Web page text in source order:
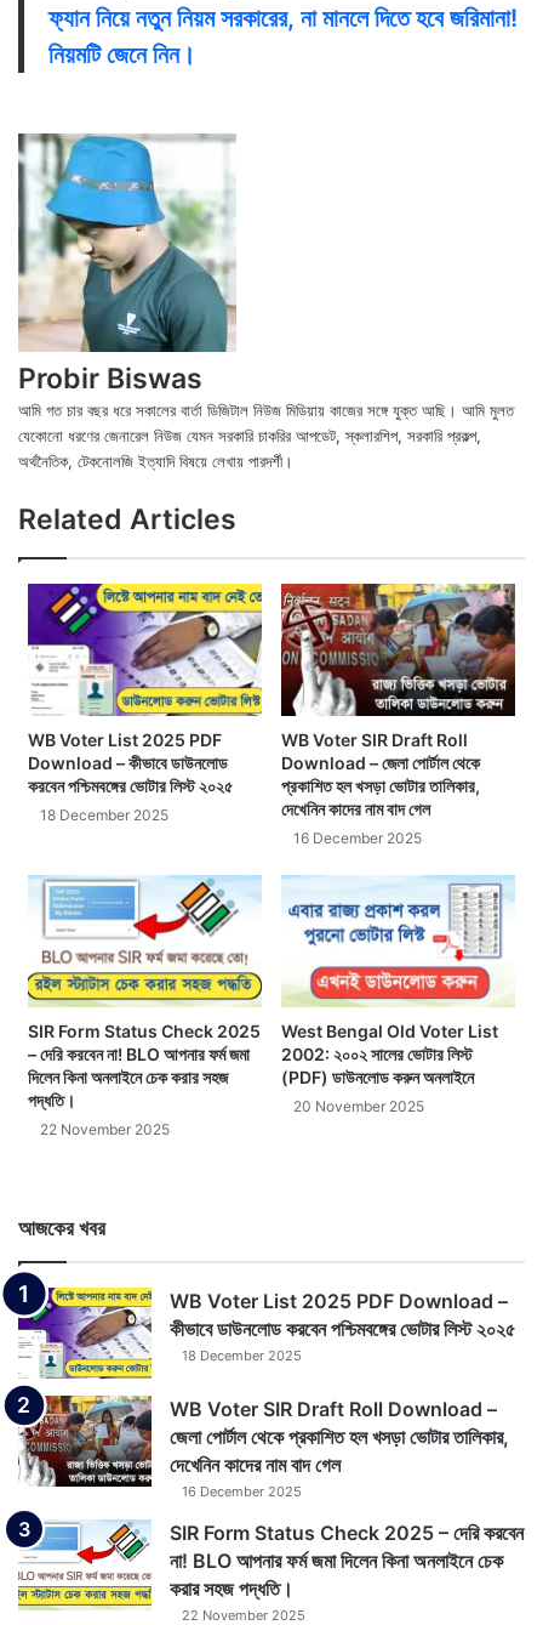
ফ্যান নিয়ে নতুন নিয়ম সরকারের, না মানলে দিতে হবে জরিমানা!
নিয়মটি জেনে নিন।
Probir Biswas
আমি গত চার বছর ধরে সকালের বার্তা ডিজিটাল নিউজ মিডিয়ায় কাজের সঙ্গে যুক্ত আছি। আমি মুলত
যেকোনো ধরণের জেনারেল নিউজ যেমন সরকারি চাকরির আপডেট, স্কলারশিপ, সরকারি প্রকল্প,
অর্থনৈতিক, টেকনোলজি ইত্যাদি বিষয়ে লেখায় পারদর্শী।
Related Articles
WB Voter List 2025 PDF
Download – কীভাবে ডাউনলোড
করবেন পশ্চিমবঙ্গের ভোটার লিস্ট ২০২৫
18 December 2025
WB Voter SIR Draft Roll
Download – জেলা পোর্টাল থেকে
প্রকাশিত হল খসড়া ভোটার তালিকার,
দেখেনিন কাদের নাম বাদ গেল
16 December 2025
SIR Form Status Check 2025
– দেরি করবেন না! BLO আপনার ফর্ম জমা
দিলেন কিনা অনলাইনে চেক করার সহজ
পদ্ধতি।
22 November 2025
West Bengal Old Voter List
2002: ২০০২ সালের ভোটার লিস্ট
(PDF) ডাউনলোড করুন অনলাইনে
20 November 2025
আজকের খবর
WB Voter List 2025 PDF Download –
কীভাবে ডাউনলোড করবেন পশ্চিমবঙ্গের ভোটার লিস্ট ২০২৫
18 December 2025
WB Voter SIR Draft Roll Download –
জেলা পোর্টাল থেকে প্রকাশিত হল খসড়া ভোটার তালিকার,
দেখেনিন কাদের নাম বাদ গেল
16 December 2025
SIR Form Status Check 2025 – দেরি করবেন
না! BLO আপনার ফর্ম জমা দিলেন কিনা অনলাইনে চেক
করার সহজ পদ্ধতি।
22 November 2025